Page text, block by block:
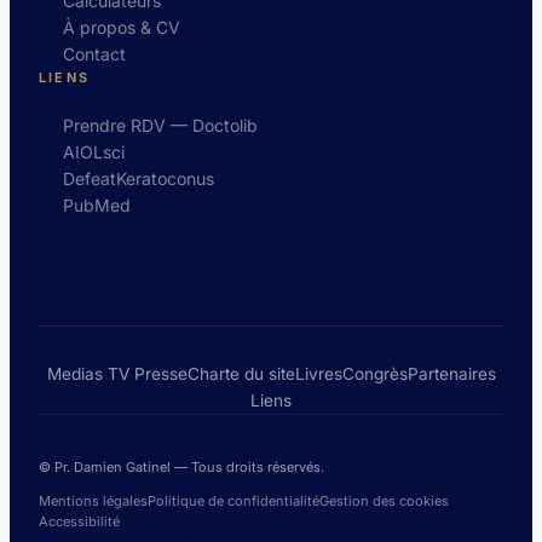
À propos & CV
Contact
LIENS
Prendre RDV — Doctolib
AIOLsci
DefeatKeratoconus
PubMed
Medias TV PresseCharte du siteLivresCongrèsPartenaires
Liens
© Pr. Damien Gatinel — Tous droits réservés.
Mentions légalesPolitique de confidentialitéGestion des cookies
Accessibilité